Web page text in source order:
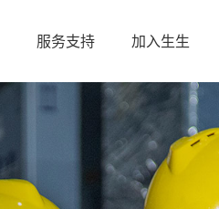
服务支持 加入生生